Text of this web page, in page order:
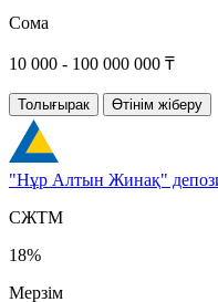
Сома
10 000 - 100 000 000 ₸
Толығырак Өтінім жіберу
"Нұр Алтын Жинақ"
СЖТМ
18%
Мерзім